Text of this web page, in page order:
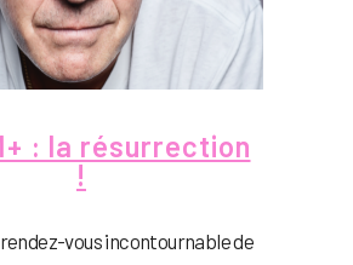
: la résurrection
!
vous incontournable de